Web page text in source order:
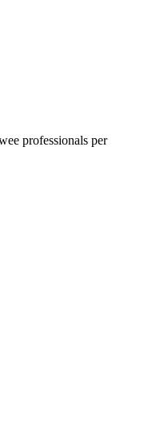
professionals per